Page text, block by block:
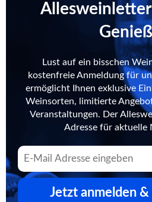
Lust auf ein bisschen
kostenfreie Anmeldung für
ermöglicht Ihnen exklusive
Weinsorten, limitierte
Veranstaltungen. Der
Adresse für aktuelle
Jetzt anmelden